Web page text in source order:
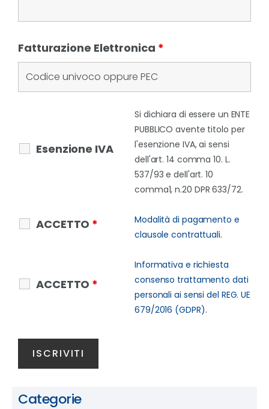
Fatturazione Elettronica *
Esenzione IVA
Si dichiara di essere un ENTE
PUBBLICO avente titolo per
l'esenzione IVA, ai sensi
dell'art. 14 comma 10. L.
537/93 e dell'art. 10
comma1, n.20 DPR 633/72.
ACCETTO *
Modalità di pagamento e
clausole contrattuali.
ACCETTO *
Informativa e richiesta
consenso trattamento dati
personali ai sensi del REG. UE
679/2016 (GDPR).
Categorie